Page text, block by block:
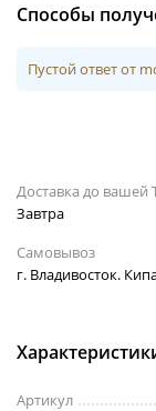
Способы
Пустой ответ от
Доставка до вашей
Завтра
Самовывоз
г. Владивосток.
Артикул